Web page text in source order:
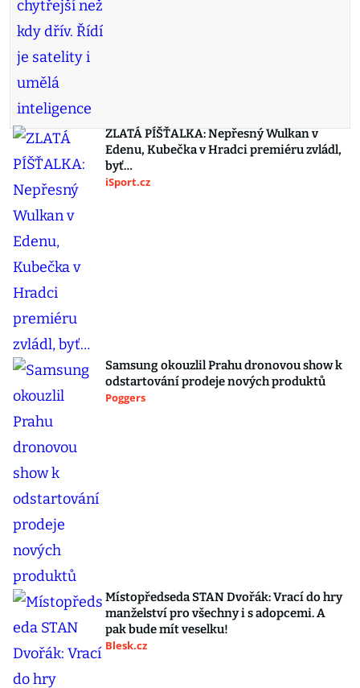
ZLATÁ PÍŠŤALKA: Nepřesný Wulkan v
Edenu, Kubečka v Hradci premiéru zvládl,
byť…
iSport.cz
Samsung okouzlil Prahu dronovou show k
odstartování prodeje nových produktů
Poggers
Místopředseda STAN Dvořák: Vrací do hry
manželství pro všechny i s adopcemi. A
pak bude mít veselku!
Blesk.cz